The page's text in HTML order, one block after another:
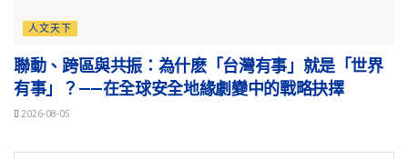
人文天下
聯動、跨區與共振：為什麽「台灣有事」就是「世界
有事」？——在全球安全地緣劇變中的戰略抉擇
2026-08-05